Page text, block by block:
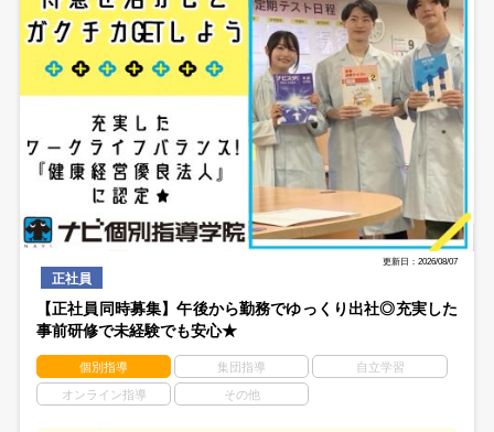
更新日：2026/08/07
正社員
【正社員同時募集】午後から勤務でゆっくり出社◎充実した
事前研修で未経験でも安心★
個別指導 集団指導 自立学習
オンライン指導 その他